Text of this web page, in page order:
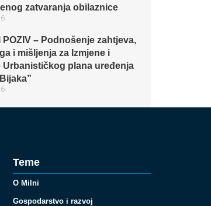
zatvaranja obilaznice​
POZIV – Podnošenje zahtjeva,
i mišljenja za Izmjene i
Urbanističkog plana uređenja
Teme
O Milni
Gospodarstvo i razvoj